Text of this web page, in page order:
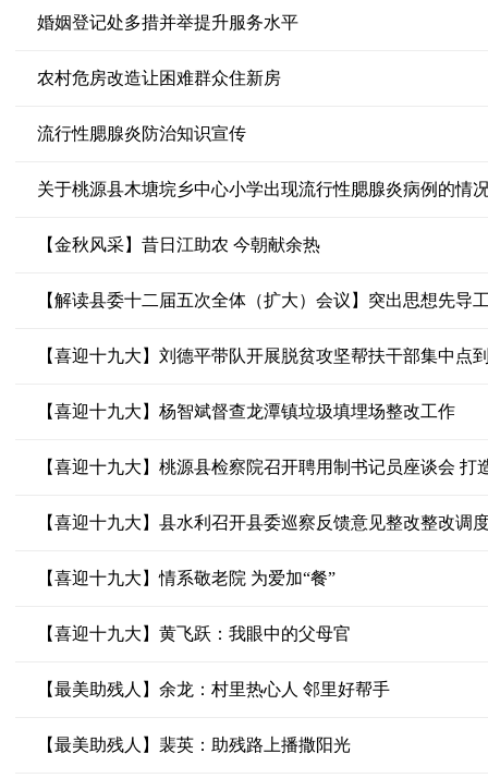
婚姻登记处多措并举提升服务水平
农村危房改造让困难群众住新房
流行性腮腺炎防治知识宣传
关于桃源县木塘垸乡中心小学出现流行性腮腺炎病例的情
【金秋风采】昔日江助农 今朝献余热
【解读县委十二届五次全体（扩大）会议】突出思想先导
【喜迎十九大】刘德平带队开展脱贫攻坚帮扶干部集中点
【喜迎十九大】杨智斌督查龙潭镇垃圾填埋场整改工作
【喜迎十九大】桃源县检察院召开聘用制书记员座谈会 打
【喜迎十九大】县水利召开县委巡察反馈意见整改整改调
【喜迎十九大】情系敬老院 为爱加“餐”
【喜迎十九大】黄飞跃：我眼中的父母官
【最美助残人】余龙：村里热心人 邻里好帮手
【最美助残人】裴英：助残路上播撒阳光